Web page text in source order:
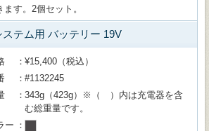
す。2個セット。
テム用 バッテリー 19V
¥15,400（税込）
#1132245
343g（423g）※（ ）内は充電器を含
む総重量です。
ー